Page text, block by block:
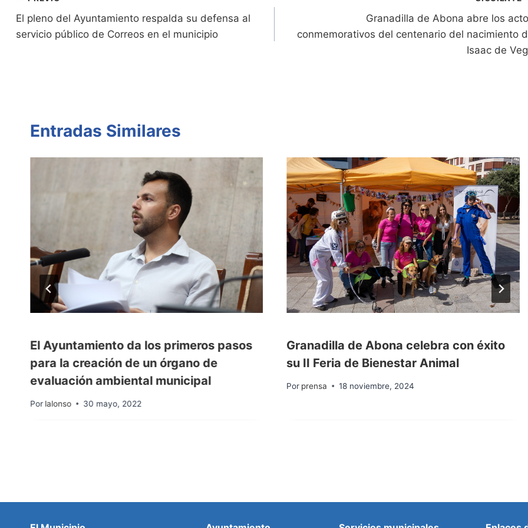
dl
y
k
p
o
k
de
El pleno del Ayuntamiento respalda su defensa al
servicio público de Correos en el municipio
Granadilla de Abona abre los
conmemorativos del centenario del nacimiento
Isaac de
Entradas Similares
El Ayuntamiento da los primeros pasos
para la creación de un órgano de
evaluación ambiental municipal
Por lalonso 30 mayo, 2022
Granadilla de Abona celebra con éxito
su II Feria de Bienestar Animal
Por prensa 18 noviembre, 2024